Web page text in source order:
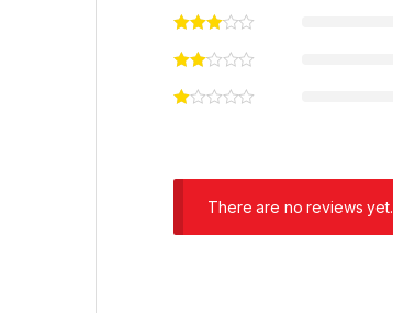
There are no reviews yet.